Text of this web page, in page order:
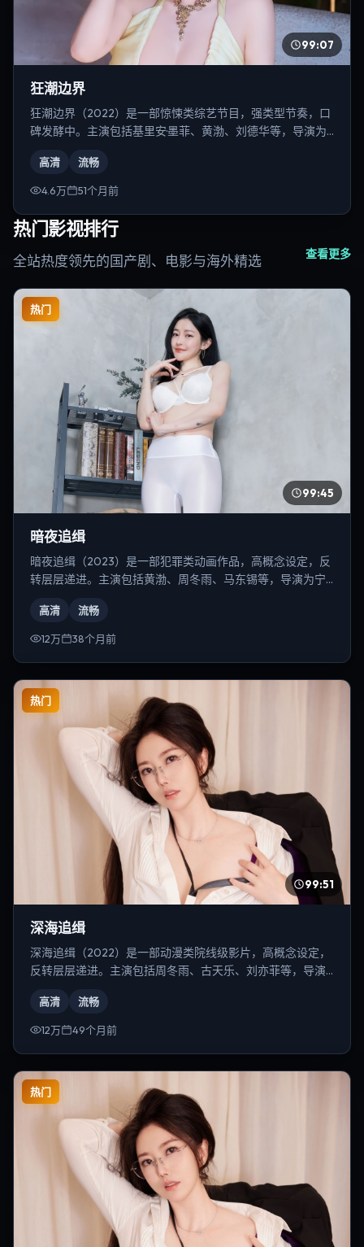
99:07
狂潮边界
狂潮边界（2022）是一部惊悚类综艺节目，强类型节奏，口
碑发酵中。主演包括基里安·墨菲、黄渤、刘德华等，导演为
高清 流畅
4.6万 51个月前
热门影视排行
全站热度领先的国产剧、电影与海外精选 查看更多
热门
99:45
暗夜追缉
暗夜追缉（2023）是一部犯罪类动画作品，高概念设定，反
转层层递进。主演包括黄渤、周冬雨、马东锡等，导演为宁
高清 流畅
12万 38个月前
热门
99:51
深海追缉
深海追缉（2022）是一部动漫类院线级影片，高概念设定，
反转层层递进。主演包括周冬雨、古天乐、刘亦菲等，导演
高清 流畅
12万 49个月前
热门